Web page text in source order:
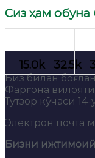
Сиз ҳам обуна
Биз билан
Фарғона
Тутзор кўчаси 14-
Электрон почта
Бизни ижтимоий